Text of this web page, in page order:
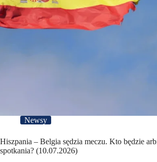
Newsy
Hiszpania – Belgia sędzia meczu. Kto będzie
spotkania? (10.07.2026)